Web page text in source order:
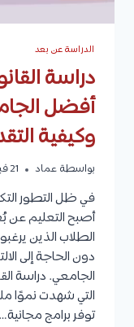
الدراسة عن بعد
دراسة
أفضل
وكيفية
بواسطة عماد 21 فبراير، 2025
في ظل التطور
أصبح التعليم عن
الطلاب الذين
دون الحاجة إلى
الجامعي. دراسة
التي شهدت نموًا
توفر برامج مجانية…